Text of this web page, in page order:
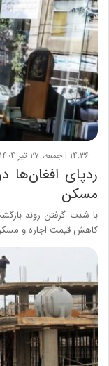
۱۴:۳۶ | جمعه، ۲۷ تیر ۱۴۰۴
ردپای
مسکن
با شدت گرفتن روند
کاهش قیمت اجاره و